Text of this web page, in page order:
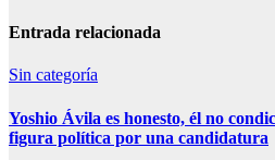
Entrada relacionada
Sin categoría
Yoshio Ávila es honesto, él no
figura política por una candidatura